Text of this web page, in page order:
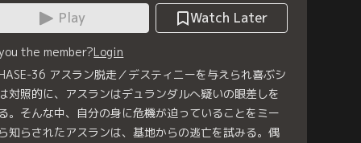
Play
Watch Later
the member?Login
36 アスラン脱走／デスティニーを与えられ喜ぶシ
対照的に、アスランはデュランダルへ疑いの眼差しを
。そんな中、自分の身に危機が迫っていることをミー
知らされたアスランは、基地からの逃亡を試みる。偶